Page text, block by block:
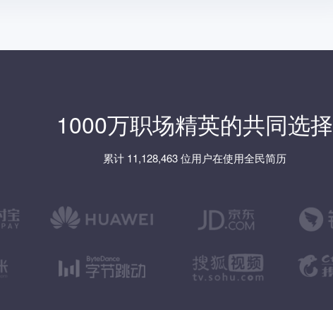
1000万职场精英的共同选择
累计 11,128,463 位用户在使用全民简历